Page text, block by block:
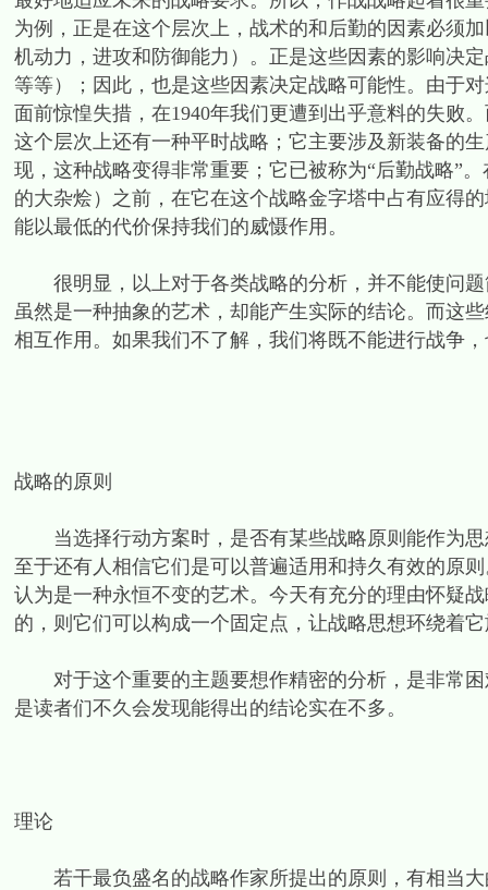
为例，正是在这个层次上，战术的和后勤的因素必须
机动力，进攻和防御能力）。正是这些因素的影响决
等等）；因此，也是这些因素决定战略可能性。由于
面前惊惶失措，在1940年我们更遭到出乎意料的失败
这个层次上还有一种平时战略；它主要涉及新装备的
现，这种战略变得非常重要；它已被称为“后勤战略”
的大杂烩）之前，在它在这个战略金字塔中占有应得
能以最低的代价保持我们的威慑作用。
很明显，以上对于各类战略的分析，并不能使问题
虽然是一种抽象的艺术，却能产生实际的结论。而这
相互作用。如果我们不了解，我们将既不能进行战争
战略的原则
当选择行动方案时，是否有某些战略原则能作为思
至于还有人相信它们是可以普遍适用和持久有效的原
认为是一种永恒不变的艺术。今天有充分的理由怀疑
的，则它们可以构成一个固定点，让战略思想环绕着
对于这个重要的主题要想作精密的分析，是非常困
是读者们不久会发现能得出的结论实在不多。
理论
若干最负盛名的战略作家所提出的原则，有相当大